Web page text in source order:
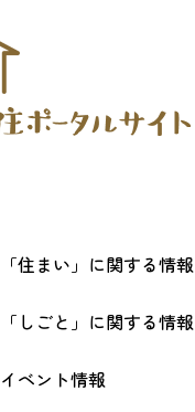
「住まい」に関する情報
「しごと」に関する情報
イベント情報